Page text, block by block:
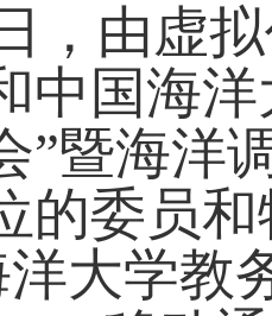
，由虚
中国海
”暨海洋
的委员
大学教